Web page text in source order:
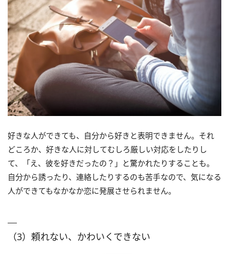
好きな人ができても、自分から好きと表明できません。それ
どころか、好きな人に対してむしろ厳しい対応をしたりし
て、「え、彼を好きだったの？」と驚かれたりすることも。
自分から誘ったり、連絡したりするのも苦手なので、気になる
人ができてもなかなか恋に発展させられません。
（3）頼れない、かわいくできない